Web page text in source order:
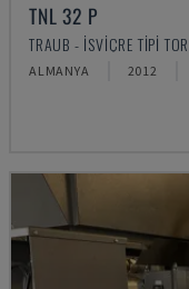
TNL 32 P
TRAUB - İSVIÇRE TIPI
ALMANYA 2012